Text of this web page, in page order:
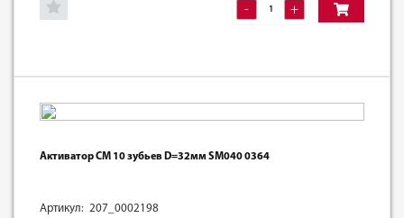
- +
Активатор СМ 10 зубьев D=32мм SM040 0364
Артикул: 207_0002198